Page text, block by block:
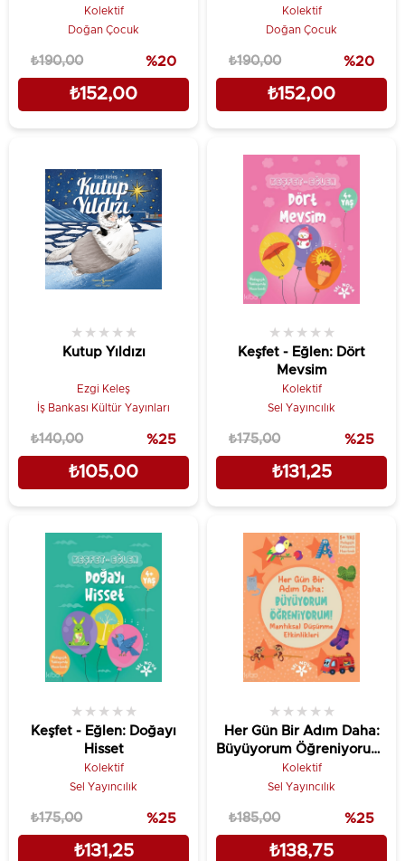
Kolektif
Doğan Çocuk
₺152,00
₺190,00 %20
Kolektif
Doğan Çocuk
₺152,00
₺190,00 %20
Kutup Yıldızı
★ ★ ★ ★ ★
Ezgi Keleş
İş Bankası Kültür Yayınları
₺105,00
₺140,00 %25
Keşfet - Eğlen: Dört
Mevsim
★ ★ ★ ★ ★
Kolektif
Sel Yayıncılık
₺131,25
₺175,00 %25
Keşfet - Eğlen: Doğayı
Hisset
★ ★ ★ ★ ★
Kolektif
Sel Yayıncılık
₺131,25
₺175,00 %25
Her Gün Bir Adım Daha:
Büyüyorum Öğreniyorum!
- Mantıksal Düşünme
Etkinlikleri
★ ★ ★ ★ ★
Kolektif
Sel Yayıncılık
₺138,75
₺185,00 %25